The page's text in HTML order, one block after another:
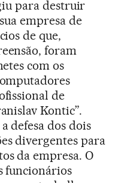
para destruir
empresa de
de que,
foram
com os
de
Kontic”.
defesa dos dois
divergentes para
da empresa. O
funcionários